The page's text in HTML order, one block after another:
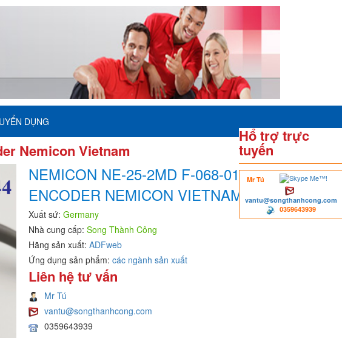
DỤNG
Hổ trợ trực
tuyến
Mr Tú
vantu@songthanhcong.com
0359643939
Nemicon Vietnam
NEMICON NE-25-2MD F-068-01E
ENCODER NEMICON VIETNAM
Xuất sứ: Germany
Nhà cung cấp: Song Thành Công
Hãng sản xuất: ADFweb
Ứng dụng sản phẩm: các ngành sản xuất
Liên hệ tư vấn
Mr Tú
vantu@songthanhcong.com
0359643939